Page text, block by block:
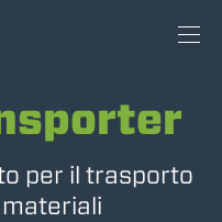
per il trasporto